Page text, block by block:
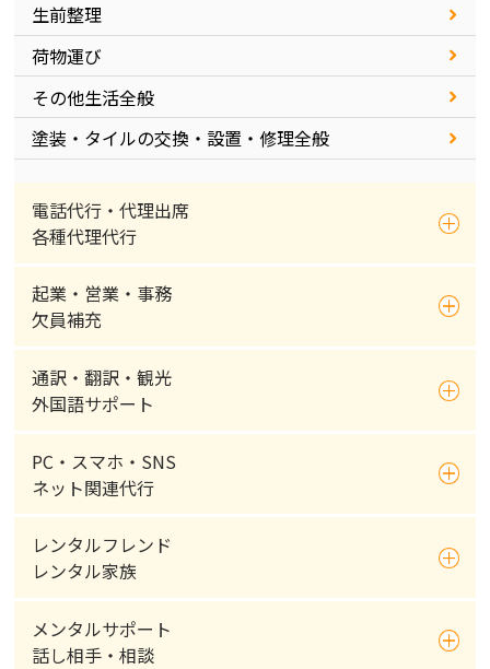
生前整理
荷物運び
その他生活全般
塗装・タイルの交換・設置・修理全般
電話代行・代理出席
各種代理代行
起業・営業・事務
欠員補充
通訳・翻訳・観光
外国語サポート
PC・スマホ・SNS
ネット関連代行
レンタルフレンド
レンタル家族
メンタルサポート
話し相手・相談